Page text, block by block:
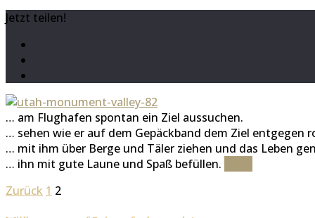
Jetzt teilen!
… am Flughafen spontan ein Ziel aussuchen.
… sehen wie er auf dem Gepäckband dem Ziel entgegen
… mit ihm über Berge und Täler ziehen und das Leben
… ihn mit gute Laune und Spaß befüllen.
Zurück 1 2